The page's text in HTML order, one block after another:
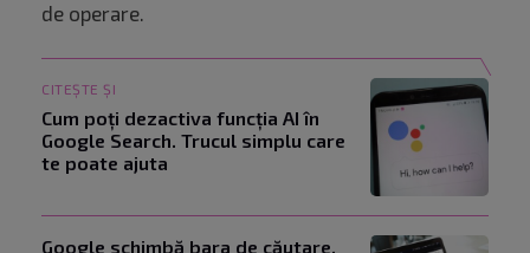
de operare.
CITEȘTE ȘI
Cum poți dezactiva funcția AI în
Google Search. Trucul simplu care
te poate ajuta
Google schimbă bara de căutare.